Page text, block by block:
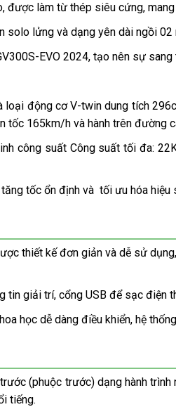
được làm từ thép siêu cứng,
solo lửng và dạng yên dài ngồi
EVO 2024, tạo nên sự sang
động cơ V-twin dung tích
165km/h và hành trên đường
công suất Công suất tối đa:
tốc ổn định và tối ưu hóa hiệu
thiết kế đơn giản và dễ sử
tin giải trí, cổng USB để sạc
học dễ dàng điều khiển, hệ
(phuộc trước) dạng hành
tiếng.